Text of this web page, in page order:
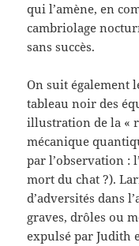
qui l’amène, en
cambriolage
sans succès.
On suit également
tableau noir des
illustration de la «
mécanique
par l’observation :
mort du chat ?).
d’adversités dans
graves, drôles ou
expulsé par Judith